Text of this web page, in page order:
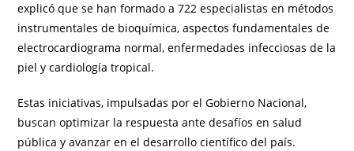
explicó que se han formado a 722 especialistas en métodos
instrumentales de bioquímica, aspectos fundamentales de
electrocardiograma normal, enfermedades infecciosas de la
piel y cardiología tropical.
Estas iniciativas, impulsadas por el Gobierno Nacional,
buscan optimizar la respuesta ante desafíos en salud
pública y avanzar en el desarrollo científico del país.